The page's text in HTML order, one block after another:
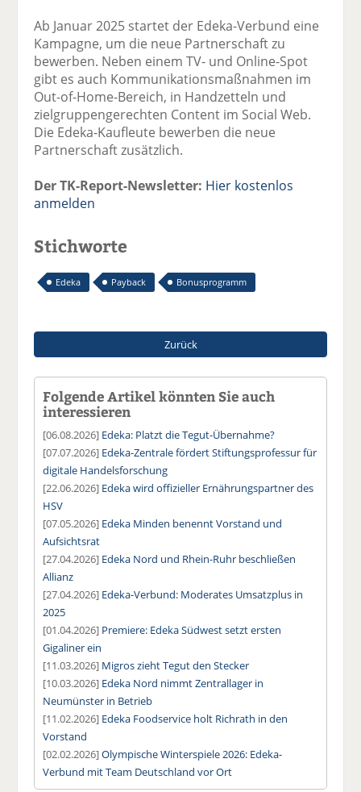
Ab Januar 2025 startet der Edeka-Verbund eine
Kampagne, um die neue Partnerschaft zu
bewerben. Neben einem TV- und Online-Spot
gibt es auch Kommunikationsmaßnahmen im
Out-of-Home-Bereich, in Handzetteln und
zielgruppengerechten Content im Social Web.
Die Edeka-Kaufleute bewerben die neue
Partnerschaft zusätzlich.
Der TK-Report-Newsletter: Hier kostenlos
anmelden
Stichworte
Edeka Payback Bonusprogramm
Zurück
Folgende Artikel könnten Sie auch
interessieren
[06.08.2026] Edeka: Platzt die Tegut-Übernahme?
[07.07.2026] Edeka-Zentrale fördert Stiftungsprofessur für
digitale Handelsforschung
[22.06.2026] Edeka wird offizieller Ernährungspartner des
HSV
[07.05.2026] Edeka Minden benennt Vorstand und
Aufsichtsrat
[27.04.2026] Edeka Nord und Rhein-Ruhr beschließen
Allianz
[27.04.2026] Edeka-Verbund: Moderates Umsatzplus in
2025
[01.04.2026] Premiere: Edeka Südwest setzt ersten
Gigaliner ein
[11.03.2026] Migros zieht Tegut den Stecker
[10.03.2026] Edeka Nord nimmt Zentrallager in
Neumünster in Betrieb
[11.02.2026] Edeka Foodservice holt Richrath in den
Vorstand
[02.02.2026]Olympische Winterspiele 2026: Edeka-
Verbund mit Team Deutschland vor Ort